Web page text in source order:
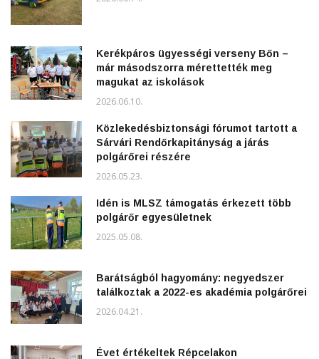
Kerékpáros ügyességi verseny Bőn –
már másodszorra mérettették meg
magukat az iskolások
2026.06.10.
Közlekedésbiztonsági fórumot tartott a
Sárvári Rendőrkapitányság a járás
polgárőrei részére
2026.05.23.
Idén is MLSZ támogatás érkezett több
polgárőr egyesületnek
2025.05.08.
Barátságból hagyomány: negyedszer
találkoztak a 2022-es akadémia polgárőrei
2026.04.21.
Évet értékeltek Répcelakon